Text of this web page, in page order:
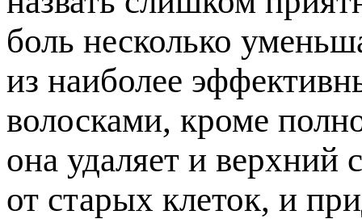
боль несколько
из наиболее
волосками, кроме
она удаляет и верхний
от старых клеток, и